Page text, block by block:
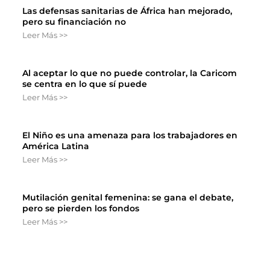
Las defensas sanitarias de África han mejorado,
pero su financiación no
Leer Más >>
Al aceptar lo que no puede controlar, la Caricom
se centra en lo que sí puede
Leer Más >>
El Niño es una amenaza para los trabajadores en
América Latina
Leer Más >>
Mutilación genital femenina: se gana el debate,
pero se pierden los fondos
Leer Más >>